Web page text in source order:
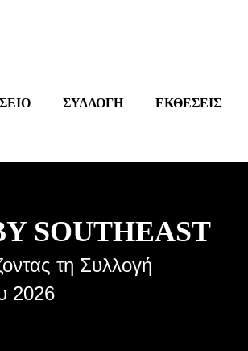
ΣΥΛΛΟΓΗ ΕΚΘΕΣΕΙΣ
SOUTHEAST
τη Συλλογή
2026